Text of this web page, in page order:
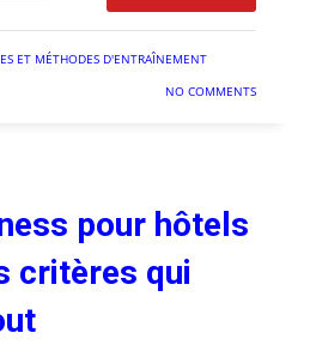
ET MÉTHODES D'ENTRAÎNEMENT
NO COMMENTS
pour hôtels
critères qui